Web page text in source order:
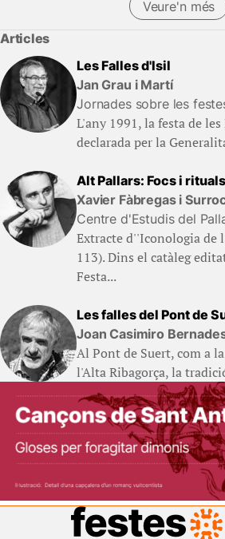
Veure'n més
Articles
Les Falles d'Isil
Jan Grau i Martí
Jornades sobre les
L'any 1991, la festa de
declarada per la
Alt Pallars: Focs i rituals
Xavier Fàbregas i
Centre d'Estudis del
Extracte d''Iconologia de
113). Dins el catàleg
Festa...
Les falles del Pont de
Joan Casimiro
Al Pont de Suert, com a
l'Alta Ribagorça, la